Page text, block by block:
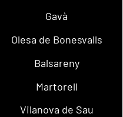
Gavà
Olesa de Bonesvalls
Balsareny
Martorell
Vilanova de Sau